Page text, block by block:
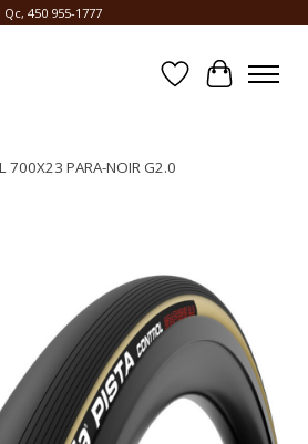
450 955-1777
Liste dePanier
700X23 PARA-NOIR G2.0
slideshow Items